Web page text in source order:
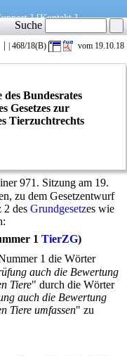
] [Kontakt]
| | 468/18(B) vom 19.10.18
des Bundesrates
Gesetzes zur
Tierzuchtrechts
971. Sitzung am 19.
zu dem Gesetzentwurf
2 desGrundgesetzes wie
1 TierZG)
1 die Wörter
auch die Bewertung
Tiere" durch die Wörter
auch die Bewertung
Tiere umfassen" zu
Suche